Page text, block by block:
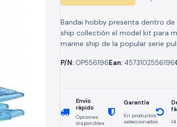
Bandai hobby presenta dentro
ship collectión el model kit para
marine ship de la popular serie
P/N: OP556196Ean: 4573102556196
Envío
rápido
Opciones
disponibles
Garantía
En productos
seleccionados